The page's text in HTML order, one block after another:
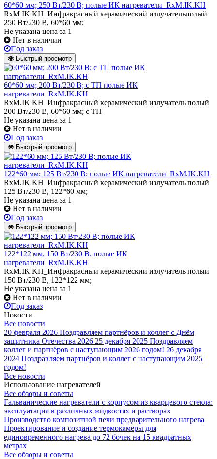
60*60 мм; 250 Вт/230 В; полые ИК нагреватели_RxM.IK.KH
RxM.IK.KH_Инфракрасный керамический излучательполый
250 Вт/230 В, 60*60 мм;
Не указана цена за 1
Нет в наличии
Под заказ
Быстрый просмотр
60*60 мм; 200 Вт/230 В; с ТП полые ИК
нагреватели_RxM.IK.KH
RxM.IK.KH_Инфракрасный керамический излучатель полый
200 Вт/230 В, 60*60 мм; с ТП
Не указана цена за 1
Нет в наличии
Под заказ
Быстрый просмотр
122*60 мм; 125 Вт/230 В; полые ИК нагреватели_RxM.IK.KH
RxM.IK.KH_Инфракрасный керамический излучатель полый
125 Вт/230 В, 122*60 мм;
Не указана цена за 1
Нет в наличии
Под заказ
Быстрый просмотр
122*122 мм; 150 Вт/230 В; полые ИК
нагреватели_RxM.IK.KH
RxM.IK.KH_Инфракрасный керамический излучатель полый
150 Вт/230 В, 122*122 мм;
Не указана цена за 1
Нет в наличии
Под заказ
Новости
Все новости
20 февраля 2026 Поздравляем партнёров и коллег с Днём
защитника Отечества 2026 25 декабря 2025 Поздравляем
коллег и партнёров с наступающим 2026 годом! 26 декабря
2024 Поздравляем партнёров и коллег с наступающим 2025
годом!
Все новости
Использование нагревателей
Все обзоры и советы
Гальванические нагреватели с корпусом из кварцевого стекла:
эксплуатация в различных жидкостях и растворах
Производство композитной печи предварительного нагрева
Проектирование и создание термокамеры для
единовременного нагрева до 72 бочек на 15 квадратных
метрах
Все обзоры и советы